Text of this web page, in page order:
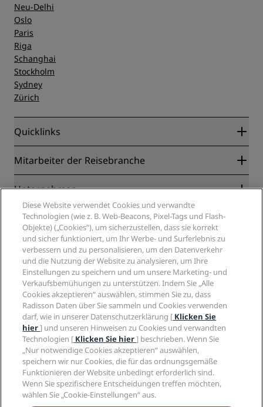
Neu-Delhi
Oslo
Paris
Riga
Schanghai
Stockholm
Sydney
Zürich
Quicklinks
Radisson Rewards
Blog
Neue und aufstrebende Hotels
Radisson Hotels APP
„Sports Approved“-Hotels
Familienfreundliche Hotels
Gesundheit & Sicherheit
Mitarbeiter der Reisebranche
Partner
Reisebüros
Unternehmen
Radisson Hotel Group
Medien
Karriere RHG
Karriere PPHE
Karrieren EHL
The Club by RHG
Entwicklungsmöglichkeiten
Responsible Business – Unser Engagement
Einkauf
Rechtliches
Privacy Centre
Rechtliche Hinweise
Radisson Rewards Geschäftsbedingungen
Website-Nutzungsvereinbarung
Digitale Barrierefreiheit
Moderne Sklaverei – Erklärung
Hilfe
Verbrauchermeldungen
Kontakt
FAQ
Inhaltsübersicht
Soziale Medien
Marken von Radisson Hotels
Diese Website verwendet Cookies und verwandte
Technologien (wie z. B. Web-Beacons, Pixel-Tags und Flash-
Objekte) („Cookies“), um sicherzustellen, dass sie korrekt
und sicher funktioniert, um Ihr Werbe- und Surferlebnis zu
verbessern und zu personalisieren, um den Datenverkehr
und die Nutzung der Website zu analysieren, um Ihre
Einstellungen zu speichern und um unsere Marketing- und
Verkaufsbemühungen zu unterstützen. Indem Sie „Alle
Cookies akzeptieren“ auswählen, stimmen Sie zu, dass
Radisson Daten über Sie sammeln und Cookies verwenden
darf, wie in unserer Datenschutzerklärung [ Klicken Sie
hier] und unseren Hinweisen zu Cookies und verwandten
Technologien [ Klicken Sie hier] beschrieben. Wenn Sie
„Nur notwendige Cookies akzeptieren“ auswählen,
speichern wir nur Cookies, die für das ordnungsgemäße
Funktionieren der Website unbedingt erforderlich sind.
Wenn Sie spezifischere Entscheidungen treffen möchten,
wählen Sie „Cookie-Einstellungen“ aus.